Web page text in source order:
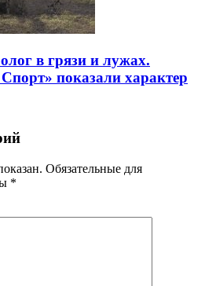
в грязи и лужах.
показали характер
Обязательные для
*